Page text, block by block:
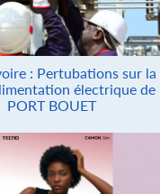
: Pertubations sur la
électrique de
PORT BOUET